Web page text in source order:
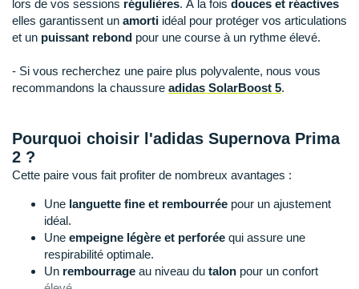
lors de vos sessions régulières. À la fois douces et réactives
elles garantissent un amorti idéal pour protéger vos articulations
et un puissant rebond pour une course à un rythme élevé.
- Si vous recherchez une paire plus polyvalente, nous vous
recommandons la chaussure adidas SolarBoost 5.
Pourquoi choisir l'adidas Supernova Prima
2 ?
Cette paire vous fait profiter de nombreux avantages :
Une languette fine et rembourrée pour un ajustement
idéal.
Une empeigne légère et perforée qui assure une
respirabilité optimale.
Un rembourrage au niveau du talon pour un confort
Saucony
Saxx
Scott
Shokz
Sidas
Smoon
Speedo